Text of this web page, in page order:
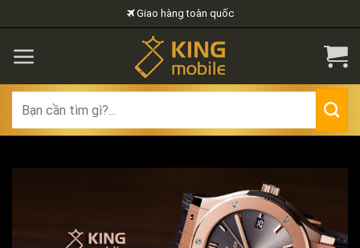
to
content
Giao hàng toàn quốc
for: